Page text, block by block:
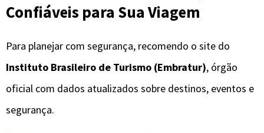
Confiáveis para Sua Viagem
Para planejar com segurança, recomendo o site do
Instituto Brasileiro de Turismo (Embratur), órgão
oficial com dados atualizados sobre destinos, eventos e
segurança.